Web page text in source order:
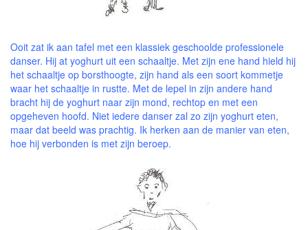
Ooit zat ik aan tafel met een klassiek geschoolde professionele
danser. Hij at yoghurt uit een schaaltje. Met zijn ene hand hield hij
het schaaltje op borsthoogte, zijn hand als een soort kommetje
waar het schaaltje in rustte. Met de lepel in zijn andere hand
bracht hij de yoghurt naar zijn mond, rechtop en met een
opgeheven hoofd. Niet iedere danser zal zo zijn yoghurt eten,
maar dat beeld was prachtig. Ik herken aan de manier van eten,
hoe hij verbonden is met zijn beroep.